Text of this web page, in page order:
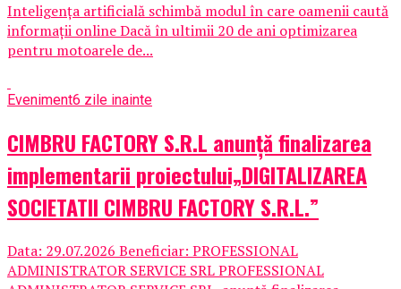
Inteligența artificială schimbă modul în care oamenii caută
informații online Dacă în ultimii 20 de ani optimizarea
pentru motoarele de...
Eveniment6 zile inainte
CIMBRU FACTORY S.R.L anunţă finalizarea
implementarii proiectului„DIGITALIZAREA
SOCIETATII CIMBRU FACTORY S.R.L.”
Data: 29.07.2026 Beneficiar: PROFESSIONAL
ADMINISTRATOR SERVICE SRL PROFESSIONAL